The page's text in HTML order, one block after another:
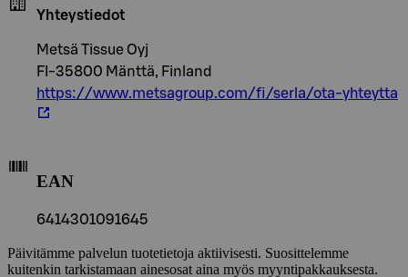
Yhteystiedot
Metsä Tissue Oyj
FI-35800 Mänttä, Finland
https://www.metsagroup.com/fi/serla/ota-yhteytta
EAN
6414301091645
Päivitämme palvelun tuotetietoja aktiivisesti. Suosittelemme
kuitenkin tarkistamaan ainesosat aina myös myyntipakkauksesta.